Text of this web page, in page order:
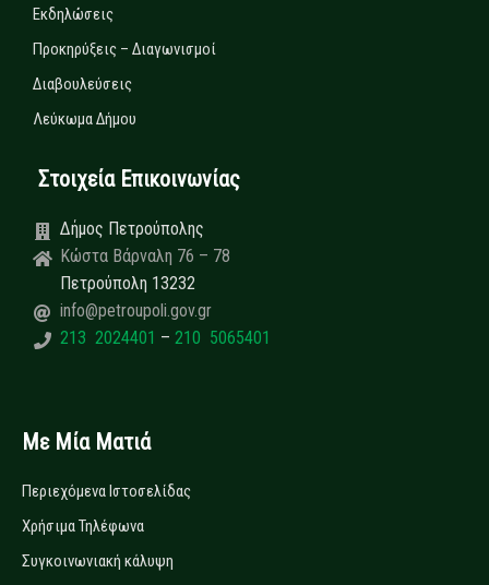
Εκδηλώσεις
Προκηρύξεις – Διαγωνισμοί
Διαβουλεύσεις
Λεύκωμα Δήμου
Στοιχεία Επικοινωνίας
Δήμος Πετρούπολης
Κώστα Βάρναλη 76 – 78
Πετρούπολη 13232
info@petroupoli.gov.gr
213 2024401 – 210 5065401
Με Μία Ματιά
Περιεχόμενα Ιστοσελίδας
Χρήσιμα Τηλέφωνα
Συγκοινωνιακή κάλυψη